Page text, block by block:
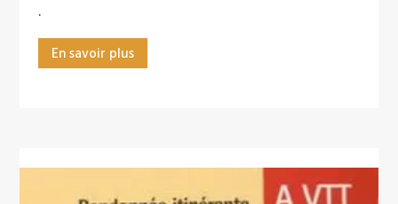
.
En savoir plus